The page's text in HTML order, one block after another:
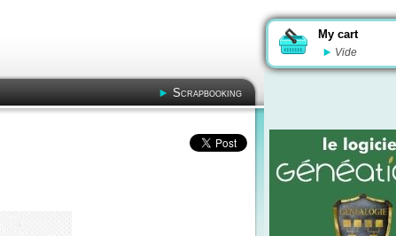
My cart
Vide
Scrapbooking